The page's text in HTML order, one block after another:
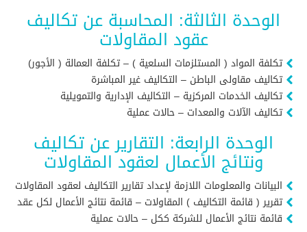
الوحدة الثالثة: المحاسبة عن تكاليف
عقود المقاولات
تكلفة المواد ( المستلزمات السلعية ) – تكلفة العمالة ( الأجور)
تكاليف مقاولى الباطن – التكاليف غير المباشرة
تكاليف الخدمات المركزية – التكاليف الإدارية والتمويلية
تكاليف الآلات والمعدات – حالات عملية
الوحدة الرابعة: التقارير عن تكاليف
ونتائج الأعمال لعقود المقاولات
البيانات والمعلومات اللازمة لإعداد تقارير التكاليف لعقود المقاولات
تقرير ( قائمة التكاليف ) المقاولات – قائمة نتائج الأعمال لكل عقد
قائمة نتائج الأعمال للشركة ككل – حالات عملية